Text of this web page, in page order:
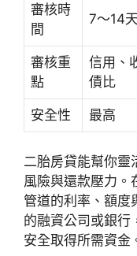
審核時
間
7～14天
審核重
點
信用、
債比
安全性 最高
二胎房貸能幫你靈
風險與還款壓力。
管道的利率、額度
的融資公司或銀行
安全取得所需資金